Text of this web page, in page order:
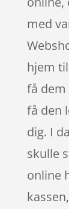
med
hjem
få dem
få den
dig. I
skulle
online